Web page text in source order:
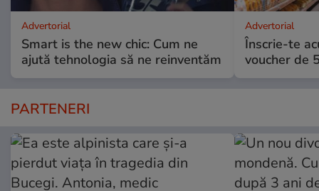
Advertorial
Smart is the new chic: Cum ne
ajută tehnologia să ne reinventăm
Advertorial
Înscrie-te
voucher de
PARTENERI